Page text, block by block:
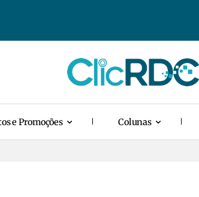
e Promoções Colunas